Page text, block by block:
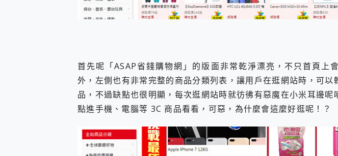
首先呢「ASAP省錢購物網」的版面非常乾淨漂亮，不只首頁上
外，左側也有非常完整的商品分類列表，讓用戶在逛網站時，可以
品，不過缺點也很明顯，每次逛網站時就彷彿有惡魔在小米耳邊呢
點進手機、電腦等 3C 商品看看，可惡，為什麼會這麼好逛呢！？